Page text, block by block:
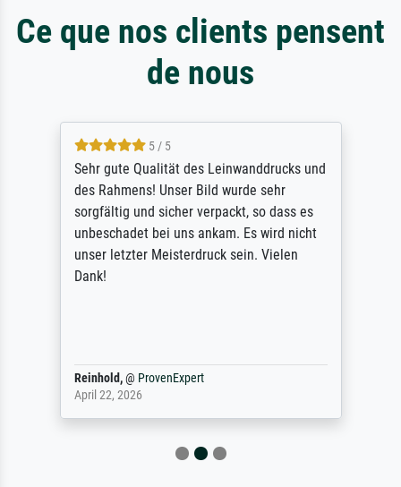
Ce que nos clients pensent
de nous
4.7 / 5
absolute Qualität des Druckes. Rahmen und
sonstige Verarbeitung zeugen von
professionalem Handwerk. Nicht zu
vergessen die tolle Versandverpackung.
Sehr aufwändig, aber bei dem Wert auch
erforderlich.
Anonym@ProvenExpert
April 9, 2026